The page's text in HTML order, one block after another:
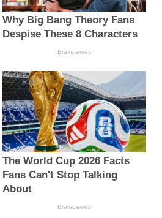
Why Big Bang Theory Fans
Despise These 8 Characters
Brainberries
The World Cup 2026 Facts
Fans Can't Stop Talking
About
Brainberries